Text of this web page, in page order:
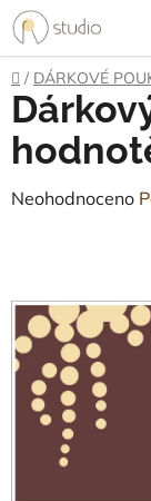
Přejít
na
obsah
Domů
/ DÁRKOVÉ
Průměrné
0,0
z
5
hvězdiček.
Neohodnoceno